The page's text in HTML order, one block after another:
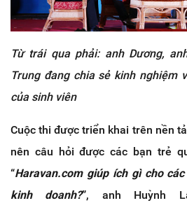
Từ trái qua phải: anh Dương,
Trung đang chia sẻ kinh nghiệm
của sinh viên
Cuộc thi được triển khai trên nền
nên câu hỏi được các bạn trẻ
“Haravan.com giúp ích gì cho
kinh doanh?”, anh Huỳnh